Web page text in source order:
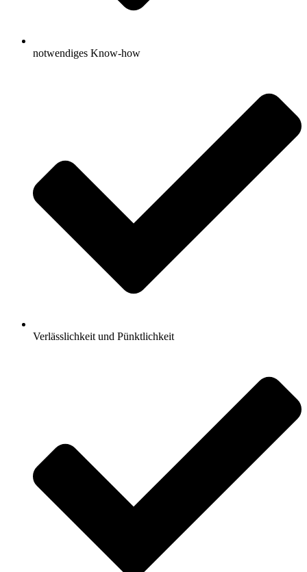
notwendiges Know-how
Verlässlichkeit und Pünktlichkeit